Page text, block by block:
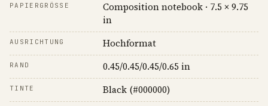
PAPIERGRÖSSE
Composition notebook · 7.5 × 9.75
in
AUSRICHTUNG Hochformat
RAND 0.45/0.45/0.45/0.65 in
TINTE Black (#000000)